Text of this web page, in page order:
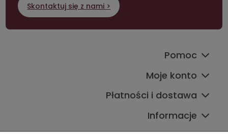
Skontaktuj się z nami >
Pomoc
Moje konto
Płatności i dostawa
Informacje
Kontakt ze sklepem